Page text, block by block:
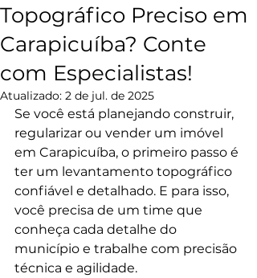
Topográfico Preciso em
Carapicuíba? Conte
com Especialistas!
Atualizado: 2 de jul. de 2025
Se você está planejando construir,
regularizar ou vender um imóvel
em Carapicuíba, o primeiro passo é
ter um levantamento topográfico
confiável e detalhado. E para isso,
você precisa de um time que
conheça cada detalhe do
município e trabalhe com precisão
técnica e agilidade.